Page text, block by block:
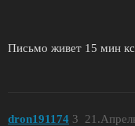
Письмо живет 15 мин
dron191174 3